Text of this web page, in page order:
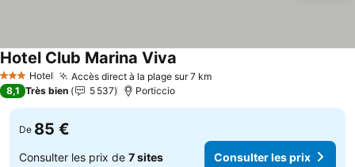
3 ÉtoilesHotel Accès direct à la plage sur 7 kmConsulter les prix
Hotel Club Marina Viva
8,1 Très bien 5 537 Porticcio
De 85 €
Consulter les prix de 7 sites Consulter les prix